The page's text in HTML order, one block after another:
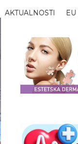
AKTUALNOSTI EU